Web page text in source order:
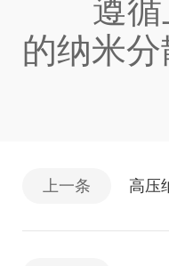
遵循上
的纳米分
上一条 高压